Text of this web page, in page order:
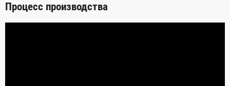
Процесс производства